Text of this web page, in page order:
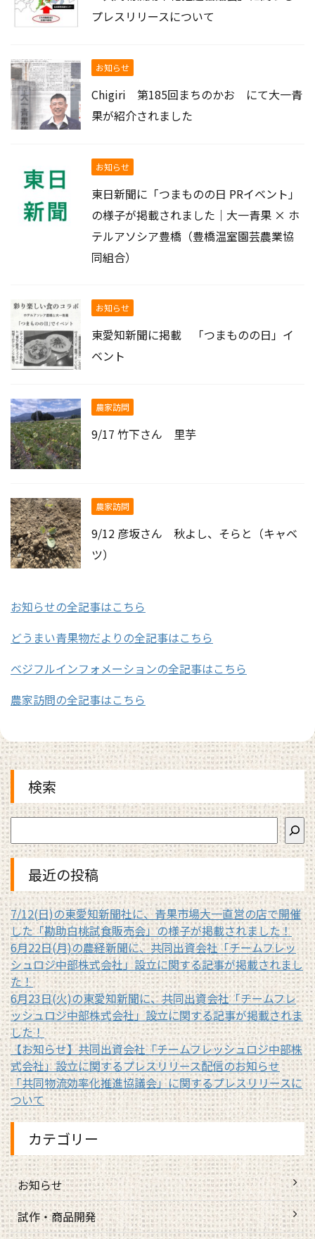
プレスリリースについて
お知らせ
Chigiri 第185回まちのかお にて大一青
果が紹介されました
お知らせ
東日新聞に「つまものの日 PRイベント」
の様子が掲載されました｜大一青果 × ホ
テルアソシア豊橋（豊橋温室園芸農業協
同組合）
お知らせ
東愛知新聞に掲載 「つまものの日」イ
ベント
農家訪問
9/17 竹下さん 里芋
農家訪問
9/12 彦坂さん 秋よし、そらと（キャベ
ツ）
お知らせの全記事はこちら
どうまい青果物だよりの全記事はこちら
ベジフルインフォメーションの全記事はこちら
農家訪問の全記事はこちら
検索
最近の投稿
7/12(日)の東愛知新聞社に、青果市場大一直営の店で開催
した「勘助白桃試食販売会」の様子が掲載されました！
6月22日(月)の農経新聞に、共同出資会社「チームフレッ
シュロジ中部株式会社」設立に関する記事が掲載されまし
た！
6月23日(火)の東愛知新聞に、共同出資会社「チームフレ
ッシュロジ中部株式会社」設立に関する記事が掲載されま
した！
【お知らせ】共同出資会社「チームフレッシュロジ中部株
式会社」設立に関するプレスリリース配信のお知らせ
「共同物流効率化推進協議会」に関するプレスリリースに
ついて
カテゴリー
お知らせ
試作・商品開発